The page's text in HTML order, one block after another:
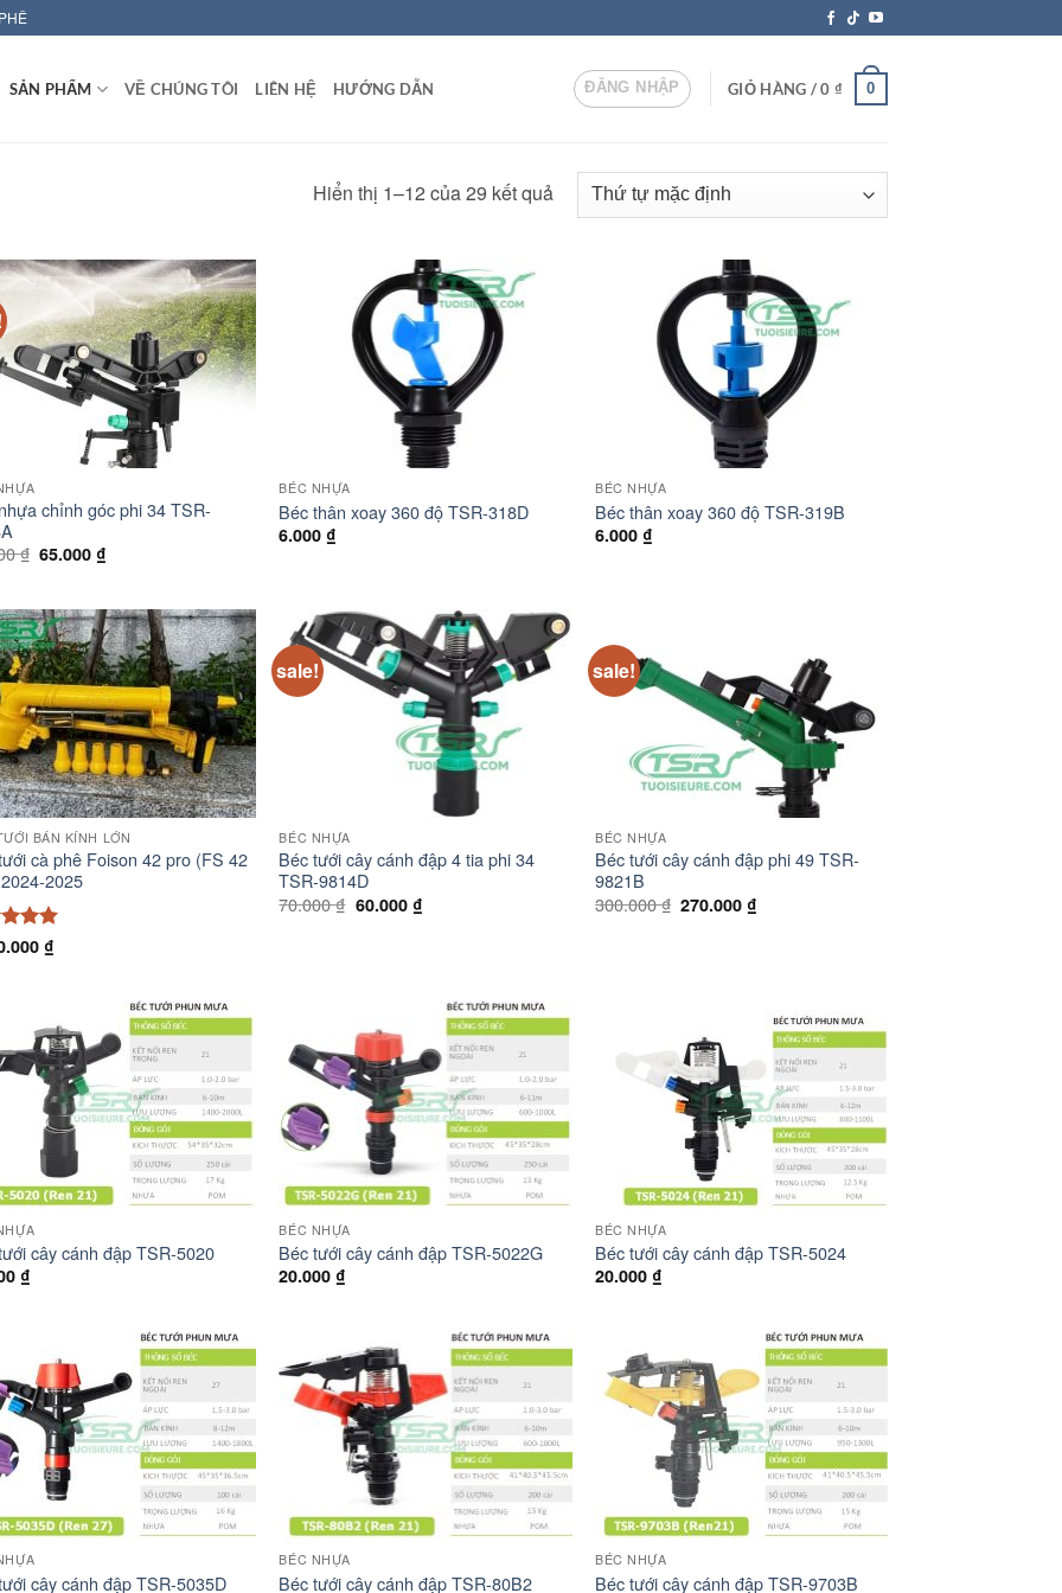
SẢN PHẨM VỀ CHÚNG TÔI LIÊN HỆ HƯỚNG DẪN ĐĂNG NHẬP GIỎ HÀNG /0 ₫ 0
Hiển thị 1–12 của 29 kết quả
chỉnh góc phi 34 TSR-
₫ Giá
gốc
65.000 ₫
65.000 ₫.
BÉC NHỰA
Béc thân xoay 360 độ TSR-318D
6.000 ₫
BÉC NHỰA
Béc thân xoay 360 độ TSR-319B
6.000 ₫
BÁN KÍNH LỚN
cà phê Foison 42 pro (FS 42
2025
xếp ₫
sale!
BÉC NHỰA
Béc tưới cây cánh đập 4 tia phi 34
TSR-9814D
70.000₫ Giá
gốc
60.000 ₫Giá
hiện
sale!
BÉC NHỰA
Béc tưới cây cánh đập phi 49 TSR-
9821B
300.000₫ Giá
gốc
270.000 ₫
cây cánh đập TSR-5020
₫
BÉC NHỰA
Béc tưới cây cánh đập TSR-5022G
20.000 ₫
BÉC NHỰA
Béc tưới cây cánh đập TSR-5024
20.000 ₫
cây cánh đập TSR-5035D
BÉC NHỰA
Béc tưới cây cánh đập TSR-80B2
BÉC NHỰA
Béc tưới cây cánh đập TSR-9703B